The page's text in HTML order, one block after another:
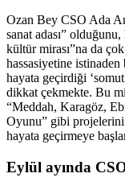
Ozan Bey CSO Ada
sanat adası”
kültür mirası”na da
hassasiyetine
hayata geçirdiği
dikkat çekmekte. Bu
“Meddah, Karagöz,
Oyunu” gibi
hayata geçirmeye
Eylül ayında